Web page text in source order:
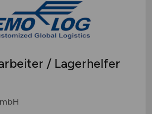
/ Lagerhelfer